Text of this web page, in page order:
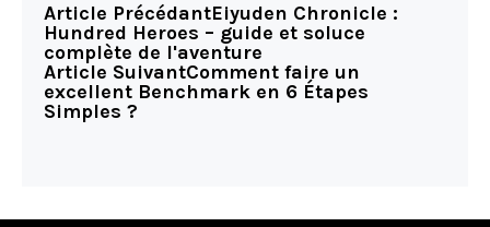
Article PrécédantEiyuden Chronicle :
Hundred Heroes – guide et soluce
complète de l'aventure
Article SuivantComment faire un
excellent Benchmark en 6 Étapes
Simples ?